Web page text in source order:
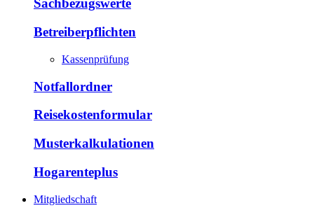
Sachbezugswerte
Betreiberpflichten
Kassenprüfung
Notfallordner
Reisekostenformular
Musterkalkulationen
Hogarenteplus
Mitgliedschaft